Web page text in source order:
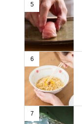
5
6
7